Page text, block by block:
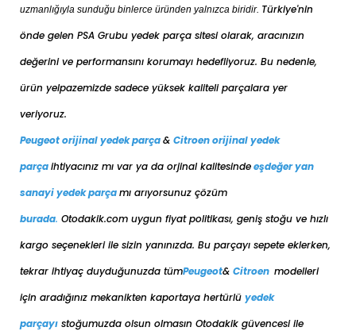
uzmanlığıyla sunduğu binlerce üründen yalnızca biridir. Türkiye'nin
önde gelen PSA Grubu yedek parça sitesi olarak, aracınızın
değerini ve performansını korumayı hedefliyoruz. Bu nedenle,
ürün yelpazemizde sadece yüksek kaliteli parçalara yer
veriyoruz.
Peugeot orijinal yedek parça& Citroen orijinal yedek
parçaihtiyacınız mı var ya da orjinal kalitesindeeşdeğeryan
sanayi yedek parçamı arıyorsunuz çözüm
burada. Otodakik.com uygun fiyat politikası, geniş stoğu ve hızlı
kargo seçenekleri ile sizin yanınızda. Bu parçayı sepete eklerken,
tekrar ihtiyaç duyduğunuzda tümPeugeot& Citroen modelleri
için aradığınız mekanikten kaportaya hertürlü yedek
parçayı stoğumuzda olsun olmasın Otodakik güvencesi ile